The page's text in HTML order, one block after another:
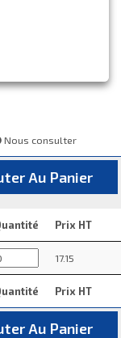
Nous consulter
Au Panier
Prix HT
Prix HT
17.15
Au Panier